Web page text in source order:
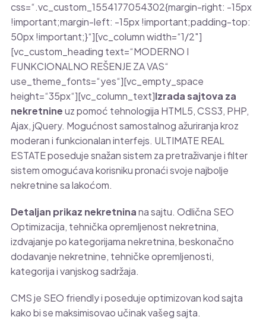
css=“.vc_custom_1554177054302{margin-right: -15px
!important;margin-left: -15px !important;padding-top:
50px !important;}“][vc_column width=“1/2″]
[vc_custom_heading text=“MODERNO I
FUNKCIONALNO REŠENJE ZA VAS“
use_theme_fonts=“yes“][vc_empty_space
height=“35px“][vc_column_text]Izrada sajtova za
nekretnineuz pomoć tehnologija HTML5, CSS3, PHP,
Ajax, jQuery. Mogućnost samostalnog ažuriranja kroz
moderan i funkcionalan interfejs. ULTIMATE REAL
ESTATE poseduje snažan sistem za pretraživanje i filter
sistem omogućava korisniku pronaći svoje najbolje
nekretnine sa lakoćom.
Detaljan prikaz nekretninana sajtu. Odlična SEO
Optimizacija, tehnička opremljenost nekretnina,
izdvajanje po kategorijama nekretnina, beskonačno
dodavanje nekretnine, tehničke opremljenosti,
kategorija i vanjskog sadržaja.
CMS je SEO friendly i poseduje optimizovan kod sajta
kako bi se maksimisovao učinak vašeg sajta.